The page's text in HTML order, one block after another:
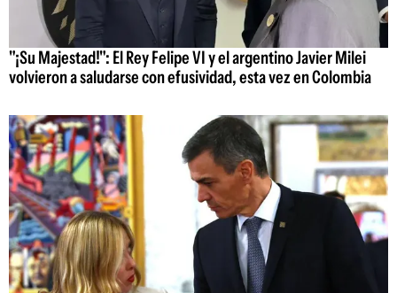
"¡Su Majestad!": El Rey Felipe VI y el argentino Javier Milei
volvieron a saludarse con efusividad, esta vez en Colombia